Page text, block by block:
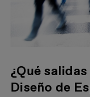
¿Qué
Diseño de